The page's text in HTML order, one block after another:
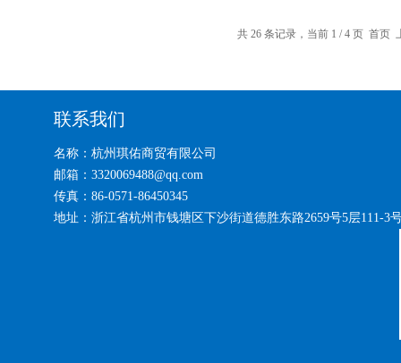
共 26 条记录，当前 1 / 4 页 首页
联系我们
名称：杭州琪佑商贸有限公司
邮箱：3320069488@qq.com
传真：86-0571-86450345
地址：浙江省杭州市钱塘区下沙街道德胜东路2659号5层111-3